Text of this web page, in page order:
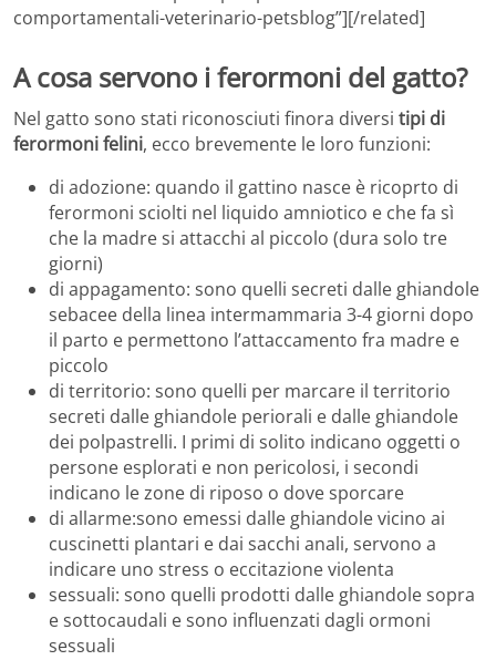
comportamentali-veterinario-petsblog”][/related]
A cosa servono i ferormoni del gatto?
Nel gatto sono stati riconosciuti finora diversi tipi di
ferormoni felini, ecco brevemente le loro funzioni:
di adozione: quando il gattino nasce è ricoprto di
ferormoni sciolti nel liquido amniotico e che fa sì
che la madre si attacchi al piccolo (dura solo tre
giorni)
di appagamento: sono quelli secreti dalle ghiandole
sebacee della linea intermammaria 3-4 giorni dopo
il parto e permettono l’attaccamento fra madre e
piccolo
di territorio: sono quelli per marcare il territorio
secreti dalle ghiandole periorali e dalle ghiandole
dei polpastrelli. I primi di solito indicano oggetti o
persone esplorati e non pericolosi, i secondi
indicano le zone di riposo o dove sporcare
di allarme:sono emessi dalle ghiandole vicino ai
cuscinetti plantari e dai sacchi anali, servono a
indicare uno stress o eccitazione violenta
sessuali: sono quelli prodotti dalle ghiandole sopra
e sottocaudali e sono influenzati dagli ormoni
sessuali